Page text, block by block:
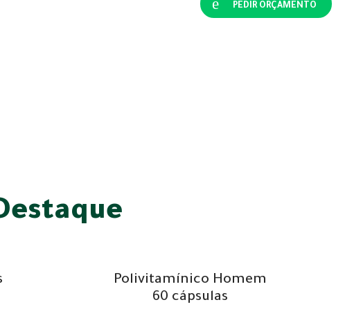
PEDIR ORÇAMENTO
Polivitamínico Homem
60 cápsulas